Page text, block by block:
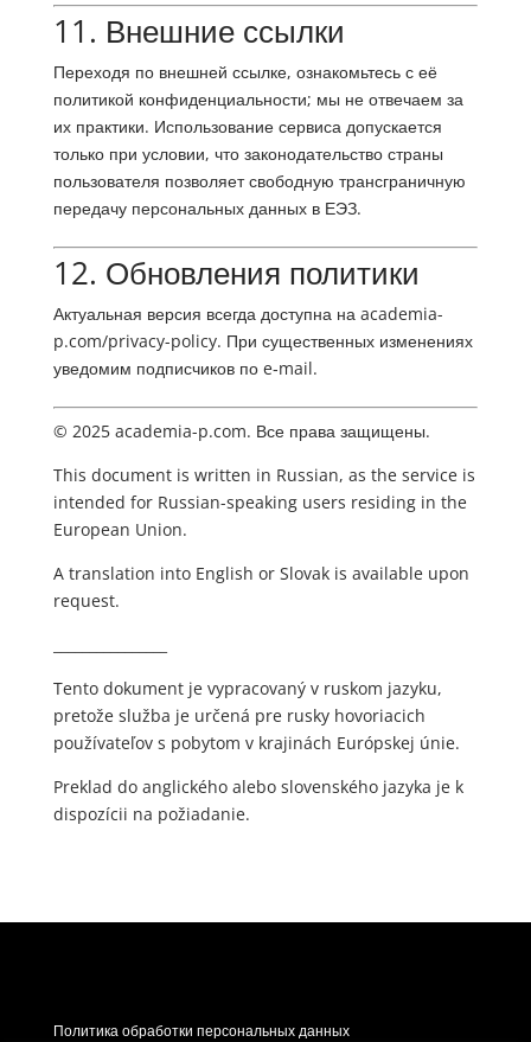
11. Внешние ссылки
Переходя по внешней ссылке, ознакомьтесь с её
политикой конфиденциальности; мы не отвечаем за
их практики. Использование сервиса допускается
только при условии, что законодательство страны
пользователя позволяет свободную трансграничную
передачу персональных данных в ЕЭЗ.
12. Обновления политики
Актуальная версия всегда доступна на academia-
p.com/privacy-policy. При существенных изменениях
уведомим подписчиков по e‑mail.
© 2025 academia-p.com. Все права защищены.
This document is written in Russian, as the service is
intended for Russian-speaking users residing in the
European Union.
A translation into English or Slovak is available upon
request.
Tento dokument je vypracovaný v ruskom jazyku,
pretože služba je určená pre rusky hovoriacich
používateľov s pobytom v krajinách Európskej únie.
Preklad do anglického alebo slovenského jazyka je k
dispozícii na požiadanie.
Политика обработки персональных данных